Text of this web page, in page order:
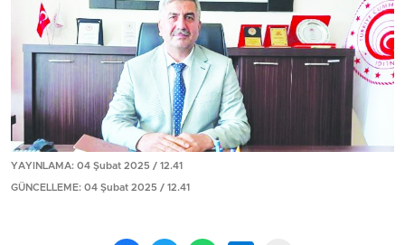
YAYINLAMA: 04 Şubat 2025 / 12.41
GÜNCELLEME: 04 Şubat 2025 / 12.41